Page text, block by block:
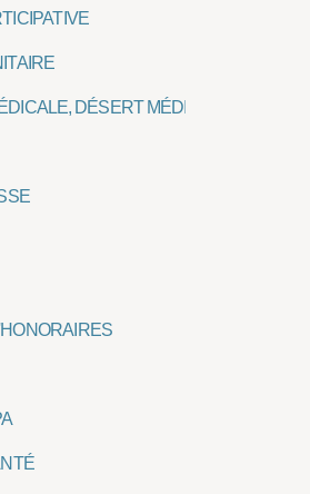
DÉSERT MÉDICAL